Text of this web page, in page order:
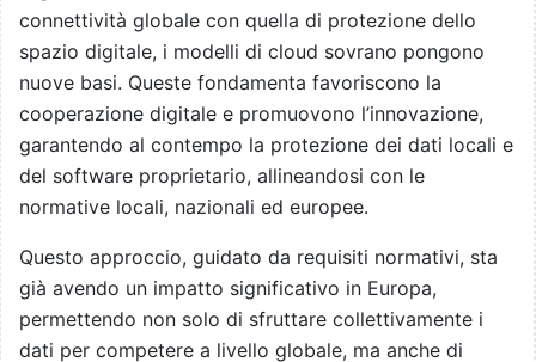
connettività globale con quella di protezione dello
spazio digitale, i modelli di cloud sovrano pongono
nuove basi. Queste fondamenta favoriscono la
cooperazione digitale e promuovono l’innovazione,
garantendo al contempo la protezione dei dati locali e
del software proprietario, allineandosi con le
normative locali, nazionali ed europee.
Questo approccio, guidato da requisiti normativi, sta
già avendo un impatto significativo in Europa,
permettendo non solo di sfruttare collettivamente i
dati per competere a livello globale, ma anche di